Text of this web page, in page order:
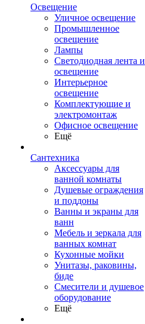
Освещение
Уличное освещение
Промышленное
освещение
Лампы
Светодиодная лента и
освещение
Интерьерное
освещение
Комплектующие и
электромонтаж
Офисное освещение
Ещё
Сантехника
Аксессуары для
ванной комнаты
Душевые ограждения
и поддоны
Ванны и экраны для
ванн
Мебель и зеркала для
ванных комнат
Кухонные мойки
Унитазы, раковины,
биде
Смесители и душевое
оборудование
Ещё